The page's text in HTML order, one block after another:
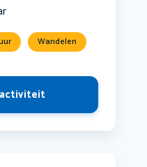
Wandelen